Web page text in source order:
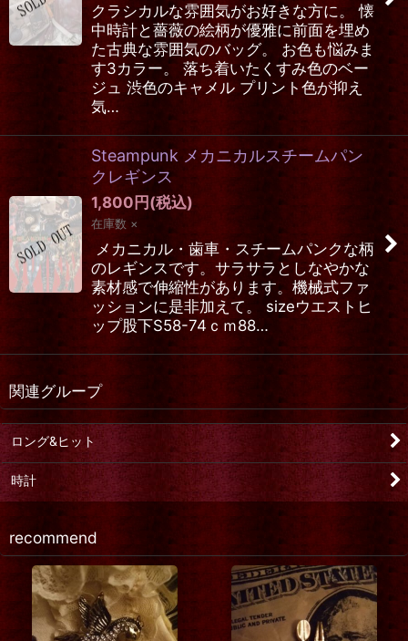
クラシカルな雰囲気がお好きな方に。 懐
中時計と薔薇の絵柄が優雅に前面を埋め
た古典な雰囲気のバッグ。 お色も悩みま
す3カラー。 落ち着いたくすみ色のベー
ジュ 渋色のキャメル プリント色が抑え
気…
Steampunk メカニカルスチームパン
クレギンス
1,800円(税込)
在庫数 ×
メカニカル・歯車・スチームパンクな柄
のレギンスです。サラサラとしなやかな
素材感で伸縮性があります。機械式ファ
ッションに是非加えて。 sizeウエストヒ
ップ股下S58-74ｃｍ88…
関連グループ
ロング&ヒット
時計
recommend